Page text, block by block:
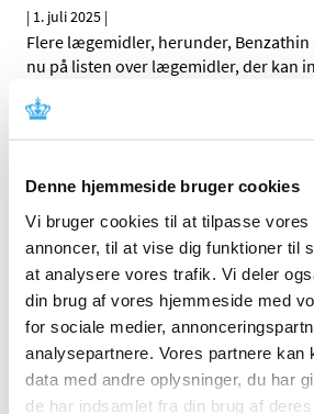
Denne hjemmeside bruger cookies
Vi bruger cookies til at tilpasse vores
annoncer, til at vise dig funktioner til
at analysere vores trafik. Vi deler
din brug af vores hjemmeside med
for sociale medier,
analysepartnere. Vores partnere kan
data med andre oplysninger, du har
de har indsamlet fra din brug af deres
| 1. juli 2025 |
Flere lægemidler, herunder,
nu på listen over lægemidler, der kan
Indenrigs- og
til og med den 31. december
Lægemiddelstyrelsen har indstillet, at
sundhedsministeren forlænger den
Ansøgninger om ekstraordinært
apotekere
|1. juli 2025 |
Lægemiddelstyrelsen indkalder